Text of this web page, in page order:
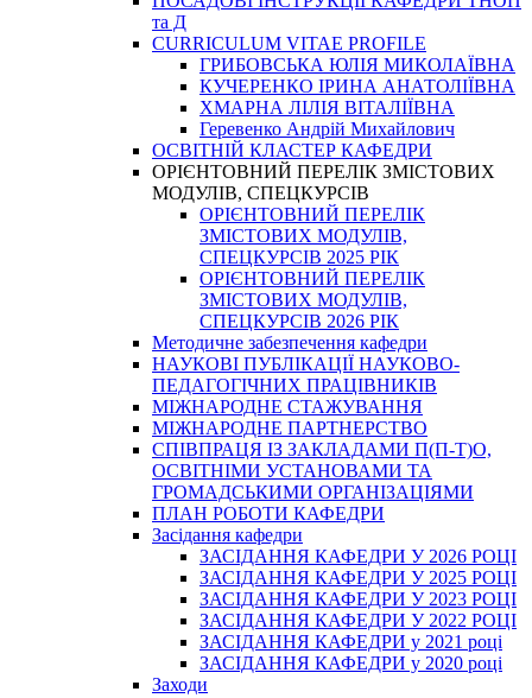
та Д
CURRICULUM VITAE PROFILE
ГРИБОВСЬКА ЮЛІЯ МИКОЛАЇВНА
КУЧЕРЕНКО ІРИНА АНАТОЛІЇВНА
ХМАРНА ЛІЛІЯ ВІТАЛІЇВНА
Геревенко Андрій Михайлович
ОСВІТНІЙ КЛАСТЕР КАФЕДРИ
ОРІЄНТОВНИЙ ПЕРЕЛІК ЗМІСТОВИХ
МОДУЛІВ, СПЕЦКУРСІВ
ОРІЄНТОВНИЙ ПЕРЕЛІК
ЗМІСТОВИХ МОДУЛІВ,
СПЕЦКУРСІВ 2025 РІК
ОРІЄНТОВНИЙ ПЕРЕЛІК
ЗМІСТОВИХ МОДУЛІВ,
СПЕЦКУРСІВ 2026 РІК
Методичне забезпечення кафедри
НАУКОВІ ПУБЛІКАЦІЇ НАУКОВО-
ПЕДАГОГІЧНИХ ПРАЦІВНИКІВ
МІЖНАРОДНЕ СТАЖУВАННЯ
МІЖНАРОДНЕ ПАРТНЕРСТВО
СПІВПРАЦЯ ІЗ ЗАКЛАДАМИ П(П-Т)О,
ОСВІТНІМИ УСТАНОВАМИ ТА
ГРОМАДСЬКИМИ ОРГАНІЗАЦІЯМИ
ПЛАН РОБОТИ КАФЕДРИ
Засідання кафедри
ЗАСІДАННЯ КАФЕДРИ У 2026 РОЦІ
ЗАСІДАННЯ КАФЕДРИ У 2025 РОЦІ
ЗАСІДАННЯ КАФЕДРИ У 2023 РОЦІ
ЗАСІДАННЯ КАФЕДРИ У 2022 РОЦІ
ЗАСІДАННЯ КАФЕДРИ у 2021 році
ЗАСІДАННЯ КАФЕДРИ у 2020 році
Заходи